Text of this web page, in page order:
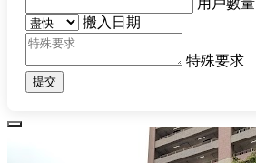
用戶數量
搬入日期
特殊要求
提交